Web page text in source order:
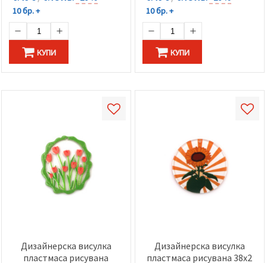
10 бр. +
КУПИ
10 бр. +
КУПИ
Дизайнерска висулка
пластмаса рисувана
Дизайнерска висулка
пластмаса рисувана 38x2